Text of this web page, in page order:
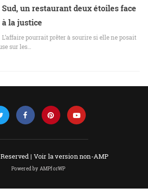
Sud, un restaurant deux étoiles face
à la justice
L’affaire pourrait prêter à sourire si elle ne posait
sur les…
| Voir la version non-AMP
Powered by AMPforWP